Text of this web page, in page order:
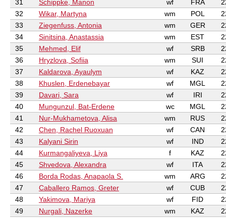
31
Schippke, Manon wf FRA
32
Wikar, Martyna wm POL
33
Ziegenfuss, Antonia wm GER
34
Sinitsina, Anastassia wm EST
35
Mehmed, Elif wf SRB
36
Hryzlova, Sofiia wm SUI
37
Kaldarova, Ayaulym wf KAZ
38
Khuslen, Erdenebayar wf MGL
39
Davari, Sara wf IRI
40
Mungunzul, Bat-Erdene wc MGL
41
Nur-Mukhametova, Alisa wm RUS
42
Chen, Rachel Ruoxuan wf CAN
43
Kalyani Sirin wf IND
44
Kurmangaliyeva, Liya f KAZ
45
Shvedova, Alexandra wf ITA
46
Borda Rodas, Anapaola S. wm ARG
47
Caballero Ramos, Greter wf CUB
48
Yakimova, Mariya wf FID
49
Nurgali, Nazerke wm KAZ